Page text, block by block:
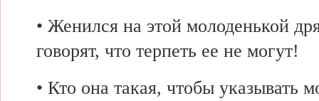
• Женился на этой молоденькой
говорят, что терпеть ее не могут!
• Кто она такая, чтобы указывать